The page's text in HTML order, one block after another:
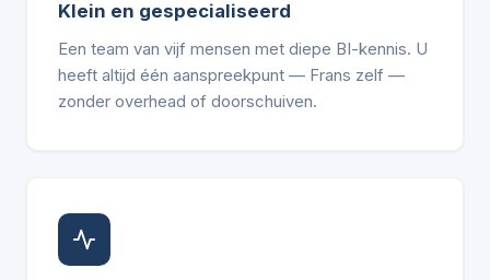
Klein en gespecialiseerd
Een team van vijf mensen met diepe BI-kennis. U
heeft altijd één aanspreekpunt — Frans zelf —
zonder overhead of doorschuiven.